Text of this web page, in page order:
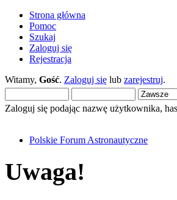
Strona główna
Pomoc
Szukaj
Zaloguj się
Rejestracja
Witamy, Gość. Zaloguj się lub zarejestruj.
Zaloguj się podając nazwę użytkownika,
Polskie Forum Astronautyczne
Uwaga!